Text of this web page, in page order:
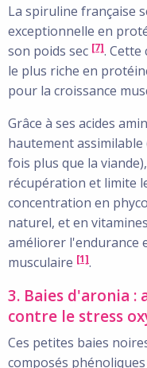
La spiruline française
exceptionnelle en
son poids sec [7].
le plus riche en
pour la croissance
Grâce à ses acides
hautement assimilable
fois plus que la
récupération et limite
concentration en
naturel, et en
améliorer l'endurance
musculaire [1].
3. Baies d'aronia
contre le stress
Ces petites baies
composés